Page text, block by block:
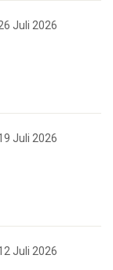
Juli 2026
Juli 2026
Juli 2026